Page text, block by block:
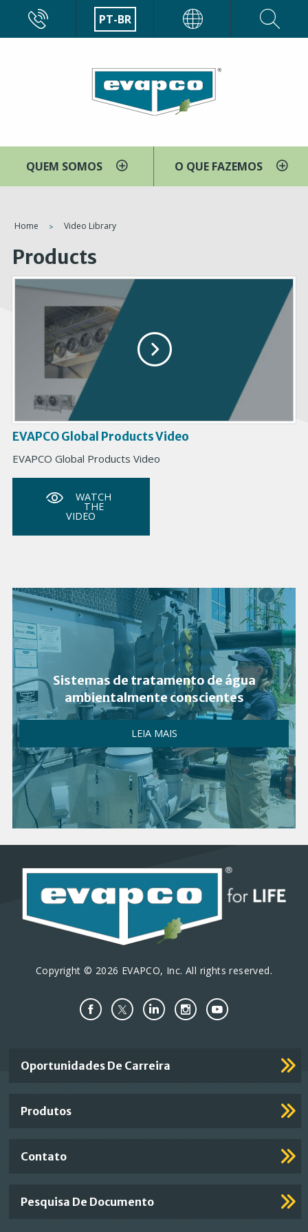
o
PT-BR
QUEM SOMOS O QUE FAZEMOS
You
are
here
Home Video Library
Products
EVAPCO Global Products Video
EVAPCO Global Products Video
WATCH
THE
VIDEO
Sistemas de tratamento de água
ambientalmente conscientes
LEIA MAIS
Copyright © 2026 EVAPCO, Inc. All rights reserved.
Important
Footer
Oportunidades De Carreira
Produtos
Contato
Pesquisa De Documento